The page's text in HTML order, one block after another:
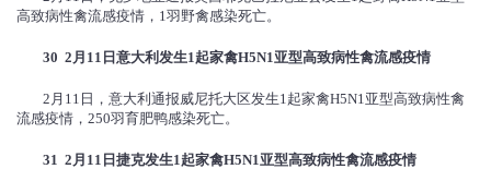
高致病性禽流感疫情，1羽野禽感染死亡。
30 2 月 11 日意大利发生1起家禽H5N1亚型高致病性禽流感疫情
2月11日，意大利通报威尼托大区发生1起家禽H5N1亚型高致病性禽
流感疫情，250羽育肥鸭感染死亡。
31 2 月 11 日捷克发生1起家禽H5N1亚型高致病性禽流感疫情